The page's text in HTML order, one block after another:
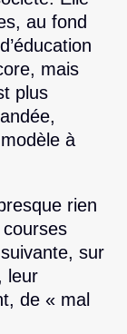
au fond
mais
plus
à
rien
sur
leur
de « mal